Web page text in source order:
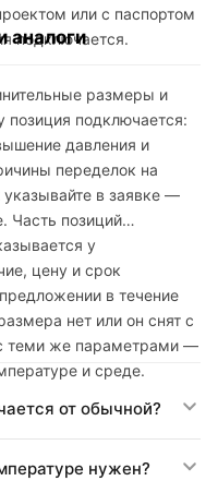
или с паспортом
подключается.
аналоги
размеры и
подключается:
давления и
переделок на
в заявке —
Часть позиций
у
цену и срок
в течение
нет или он снят с
теми же параметрами —
и среде.
от обычной?
нужен?